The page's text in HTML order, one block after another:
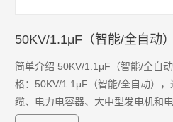
简单介绍 50KV/1.1μF（智能/全自
格：50KV/1.1μF（智能/全自动）
缆、电力电容器、大中型发电机和电